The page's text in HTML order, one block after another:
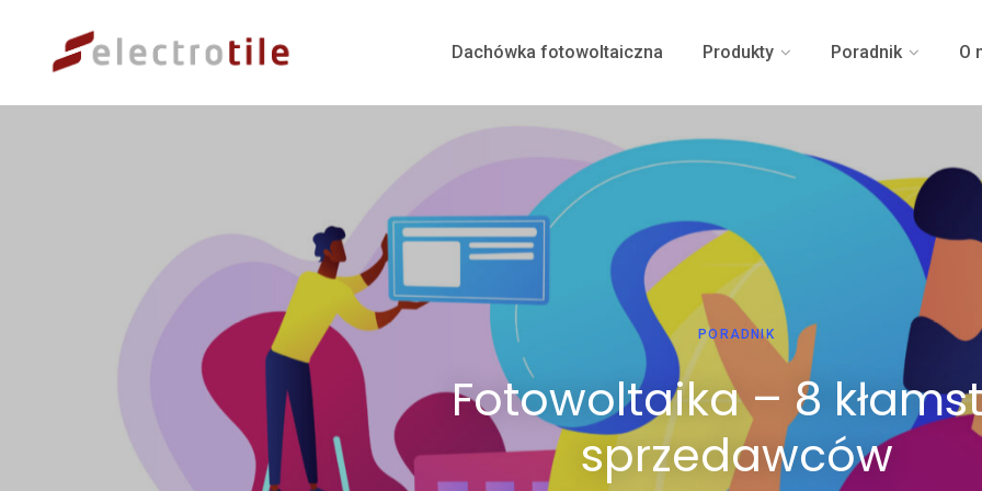
Dachówka fotowoltaiczna Produkty Poradnik O
PORADNIK
Fotowoltaika – 8
sprzedawców